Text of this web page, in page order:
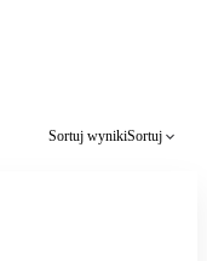
Sortuj wynikiSortuj